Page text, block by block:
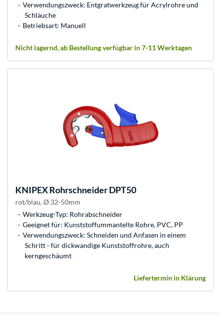
Verwendungszweck: Entgratwerkzeug für Acrylrohre und
Schläuche
Betriebsart: Manuell
Nicht lagernd, ab Bestellung verfügbar in 7-11 Werktagen
KNIPEXRohrschneider DPT50
rot/blau, Ø 32-50mm
Werkzeug-Typ: Rohrabschneider
Geeignet für: Kunststoffummantelte Rohre, PVC, PP
Verwendungszweck: Schneiden und Anfasen in einem
Schritt - für dickwandige Kunststoffrohre, auch
kerngeschäumt
Liefertermin in Klärung